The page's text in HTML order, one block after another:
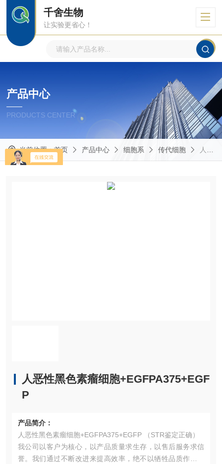
千舍生物
让实验更省心！
产品中心
PRODUCTS CENTER
当前位置：首页 产品中心 细胞系 传代细胞 人恶性黑色素瘤细胞+EGFPA375+EGFP
人恶性黑色素瘤细胞+EGFPA375+EGF
P
产品简介：
人恶性黑色素瘤细胞+EGFPA375+EGFP （STR鉴定正确）
我公司以客户为核心，以产品质量求生存，以售后服务求信
誉。我们通过不断改进来提高效率，绝不以牺牲品质作为代